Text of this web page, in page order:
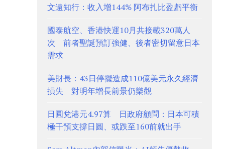
文遠知行：收入增144% 阿布扎比盈虧平衡
國泰航空、香港快運10月共接載320萬人
次 前者聖誕預訂強健、後者密切留意日本
需求
美財長：43日停擺造成110億美元永久經濟
損失 對明年增長前景仍樂觀
日圓兌港元4.97算 日政府顧問：日本可積
極干預支撐日圓、或跌至160前就出手